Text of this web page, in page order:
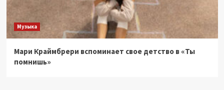
Музыка
Мари Краймбрери вспоминает свое детство в «Ты
помнишь»